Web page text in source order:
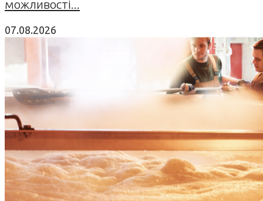
можливості...
07.08.2026